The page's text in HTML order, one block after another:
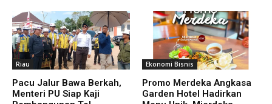
Riau
Pacu Jalur Bawa Berkah,
Menteri PU Siap Kaji
Ekonomi Bisnis
Promo Merdeka Angkasa
Garden Hotel Hadirkan